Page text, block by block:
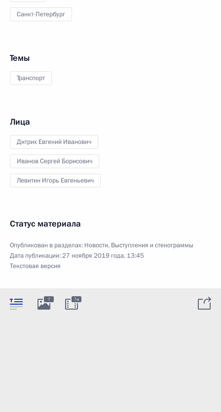
Санкт-Петербург
Темы
Транспорт
Лица
Дитрих Евгений Иванович
Иванов Сергей Борисович
Левитин Игорь Евгеньевич
Статус материала
Опубликован в разделах: Новости, Выступления и стенограммы
Дата публикации:27 ноября 2019 года, 13:45
Текстовая версия
7 7м